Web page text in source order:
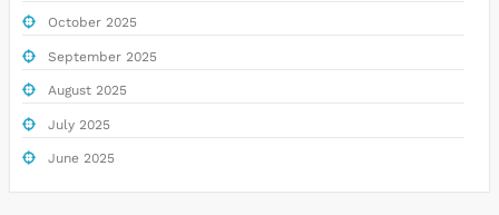
October 2025
September 2025
August 2025
July 2025
June 2025